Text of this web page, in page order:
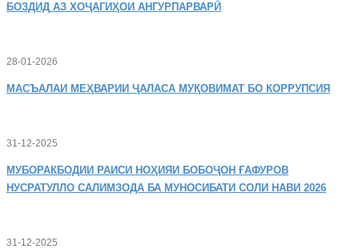
БОЗДИД АЗ ХОҶАГИҲОИ АНГУРПАРВАРӢ
28-01-2026
МАСЪАЛАИ МЕҲВАРИИ ҶАЛАСА МУҚОВИМАТ БО КОРРУПСИЯ
31-12-2025
МУБОРАКБОДИИ РАИСИ НОҲИЯИ БОБОҶОН ҒАФУРОВ
НУСРАТУЛЛО САЛИМЗОДА БА МУНОСИБАТИ СОЛИ НАВИ 2026
31-12-2025